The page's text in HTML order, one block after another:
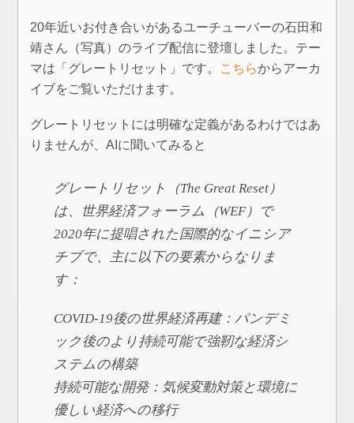
20年近いお付き合いがあるユーチューバーの石田和
靖さん（写真）のライブ配信に登壇しました。テー
マは「グレートリセット」です。 こちらからアーカ
イブをご覧いただけます。
グレートリセットには明確な定義があるわけではあ
りませんが、AIに聞いてみると
グレートリセット（The Great Reset）
は、世界経済フォーラム（WEF）で
2020年に提唱された国際的なイニシア
チブで、主に以下の要素からなりま
す：
COVID-19後の世界経済再建：パンデミ
ック後のより持続可能で強靭な経済シ
ステムの構築
持続可能な開発：気候変動対策と環境に
優しい経済への移行